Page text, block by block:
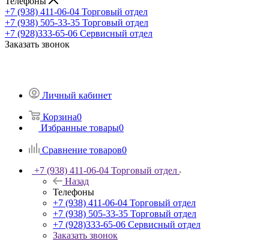
+7 (938) 411-06-04 Торговый отдел
+7 (938) 505-33-35 Торговый отдел
+7 (928)333-65-06 Сервисный отдел
Заказать звонок
Личный кабинет
Корзина0
Избранные товары0
Сравнение товаров0
+7 (938) 411-06-04 Торговый отдел
Назад
Телефоны
+7 (938) 411-06-04 Торговый отдел
+7 (938) 505-33-35 Торговый отдел
+7 (928)333-65-06 Сервисный отдел
Заказать звонок